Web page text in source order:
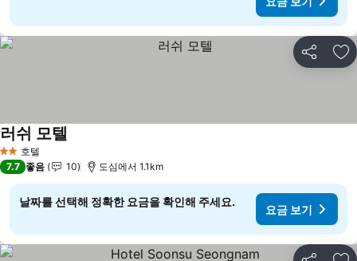
공유 즐
2 성급호텔
러쉬 모텔
7.7 좋음 10 도심에서 1.1km
날짜를 선택해 정확한 요금을 확인해 주세요.
요금 보기